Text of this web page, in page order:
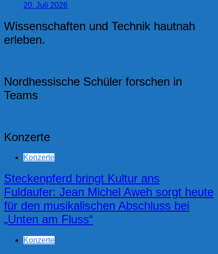
20. Juli 2026
Wissenschaften und Technik hautnah
erleben.
Nordhessische Schüler forschen in
Teams
Konzerte
Konzerte
Steckenpferd bringt Kultur ans
Fuldaufer: Jean Michel Aweh sorgt heute
für den musikalischen Abschluss bei
„Unten am Fluss“
Konzerte